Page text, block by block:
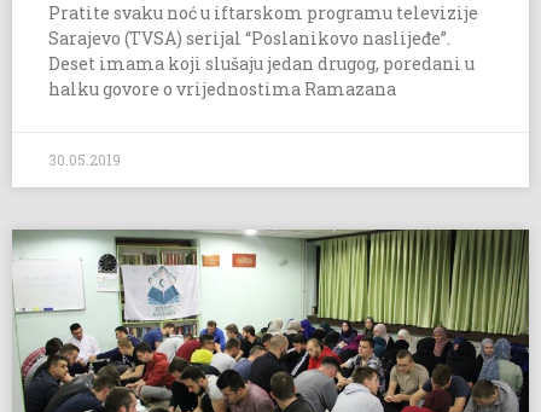
Pratite svaku noć u iftarskom programu televizije
Sarajevo (TVSA) serijal “Poslanikovo naslijeđe”.
Deset imama koji slušaju jedan drugog, poredani u
halku govore o vrijednostima Ramazana
30.05.2019